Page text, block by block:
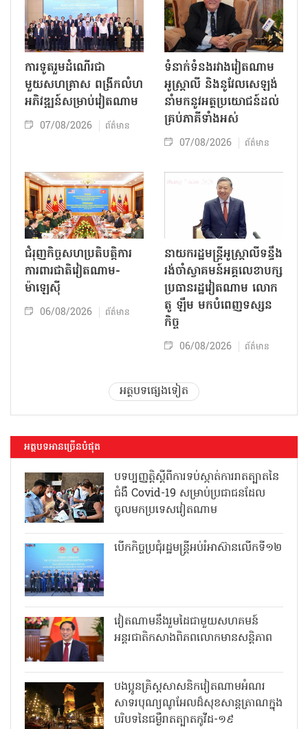
ការទូតរួមដំណើរជា
មួយសហគ្រាស ពង្រីកលំហ
អភិវឌ្ឍន៍សម្រាប់វៀតណាម
07/08/2026 ព័ត៌មាន
ទំនាក់ទំនងរវាងវៀតណាម
អូស្ត្រាលី និងនូវែលសេឡង់
នាំមកនូវអត្ថប្រយោជន៍ដល់
គ្រប់ភាគីទាំងអស់
07/08/2026 ព័ត៌មាន
ជំរុញកិច្ចសហប្រតិបត្តិការ
ការពារជាតិវៀតណាម-
ម៉ាឡេស៊ី
06/08/2026 ព័ត៌មាន
នាយករដ្ឋមន្ត្រីអូស្ត្រាលីទន្ទឹង
រង់ចាំស្វាគមន៍អគ្គលេខាបក្ស
ប្រធានរដ្ឋវៀតណាម លោក
តូ ឡឹម មកបំពេញទស្សន
កិច្ច
06/08/2026 ព័ត៌មាន
អត្ថបទផ្សេងទៀត
អត្ថបទអានច្រើនបំផុត
បទប្បញ្ញត្តិស្តីពីការទប់ស្កាត់ការរាតត្បាតនៃ
ជំងឺ Covid-19 សម្រាប់ប្រជាជនដែល
ចូលមកប្រទេសវៀតណាម
បើកកិច្ចប្រជុំរដ្ឋមន្ត្រីអប់រំអាស៊ានលើកទី១២
វៀតណាមនឹងរួមដៃជាមួយសហគមន៍
អន្តរជាតិកសាងពិភពលោកមានសន្តិភាព
បងប្អូនគ្រិស្តសាសនិកវៀតណាមអំណរ
សាទរបុណ្យណូអែលដ៏សុខសាន្តត្រាណក្នុង
បរិបទនៃជម្ងឺរាតត្បាតកូវីដ-១៩